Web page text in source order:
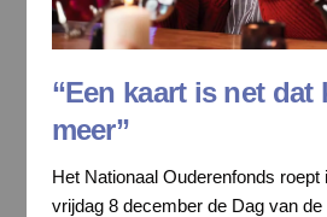
“Een kaart is net dat
meer”
Het Nationaal Ouderenfonds roept
vrijdag 8 december de Dag van